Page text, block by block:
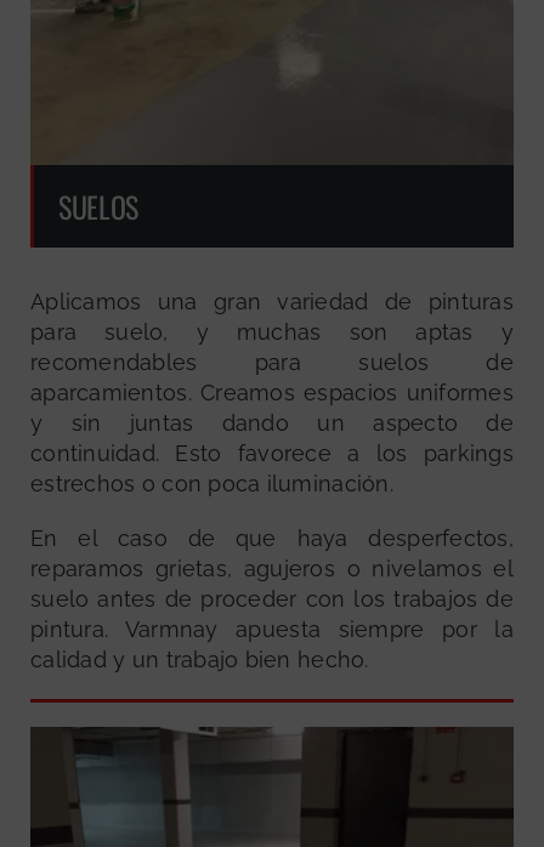
SUELOS
Aplicamos una gran variedad de pinturas
para suelo, y muchas son aptas y
recomendables para suelos de
aparcamientos. Creamos espacios uniformes
y sin juntas dando un aspecto de
continuidad. Esto favorece a los parkings
estrechos o con poca iluminación.
En el caso de que haya desperfectos,
reparamos grietas, agujeros o nivelamos el
suelo antes de proceder con los trabajos de
pintura. Varmnay apuesta siempre por la
calidad y un trabajo bien hecho.